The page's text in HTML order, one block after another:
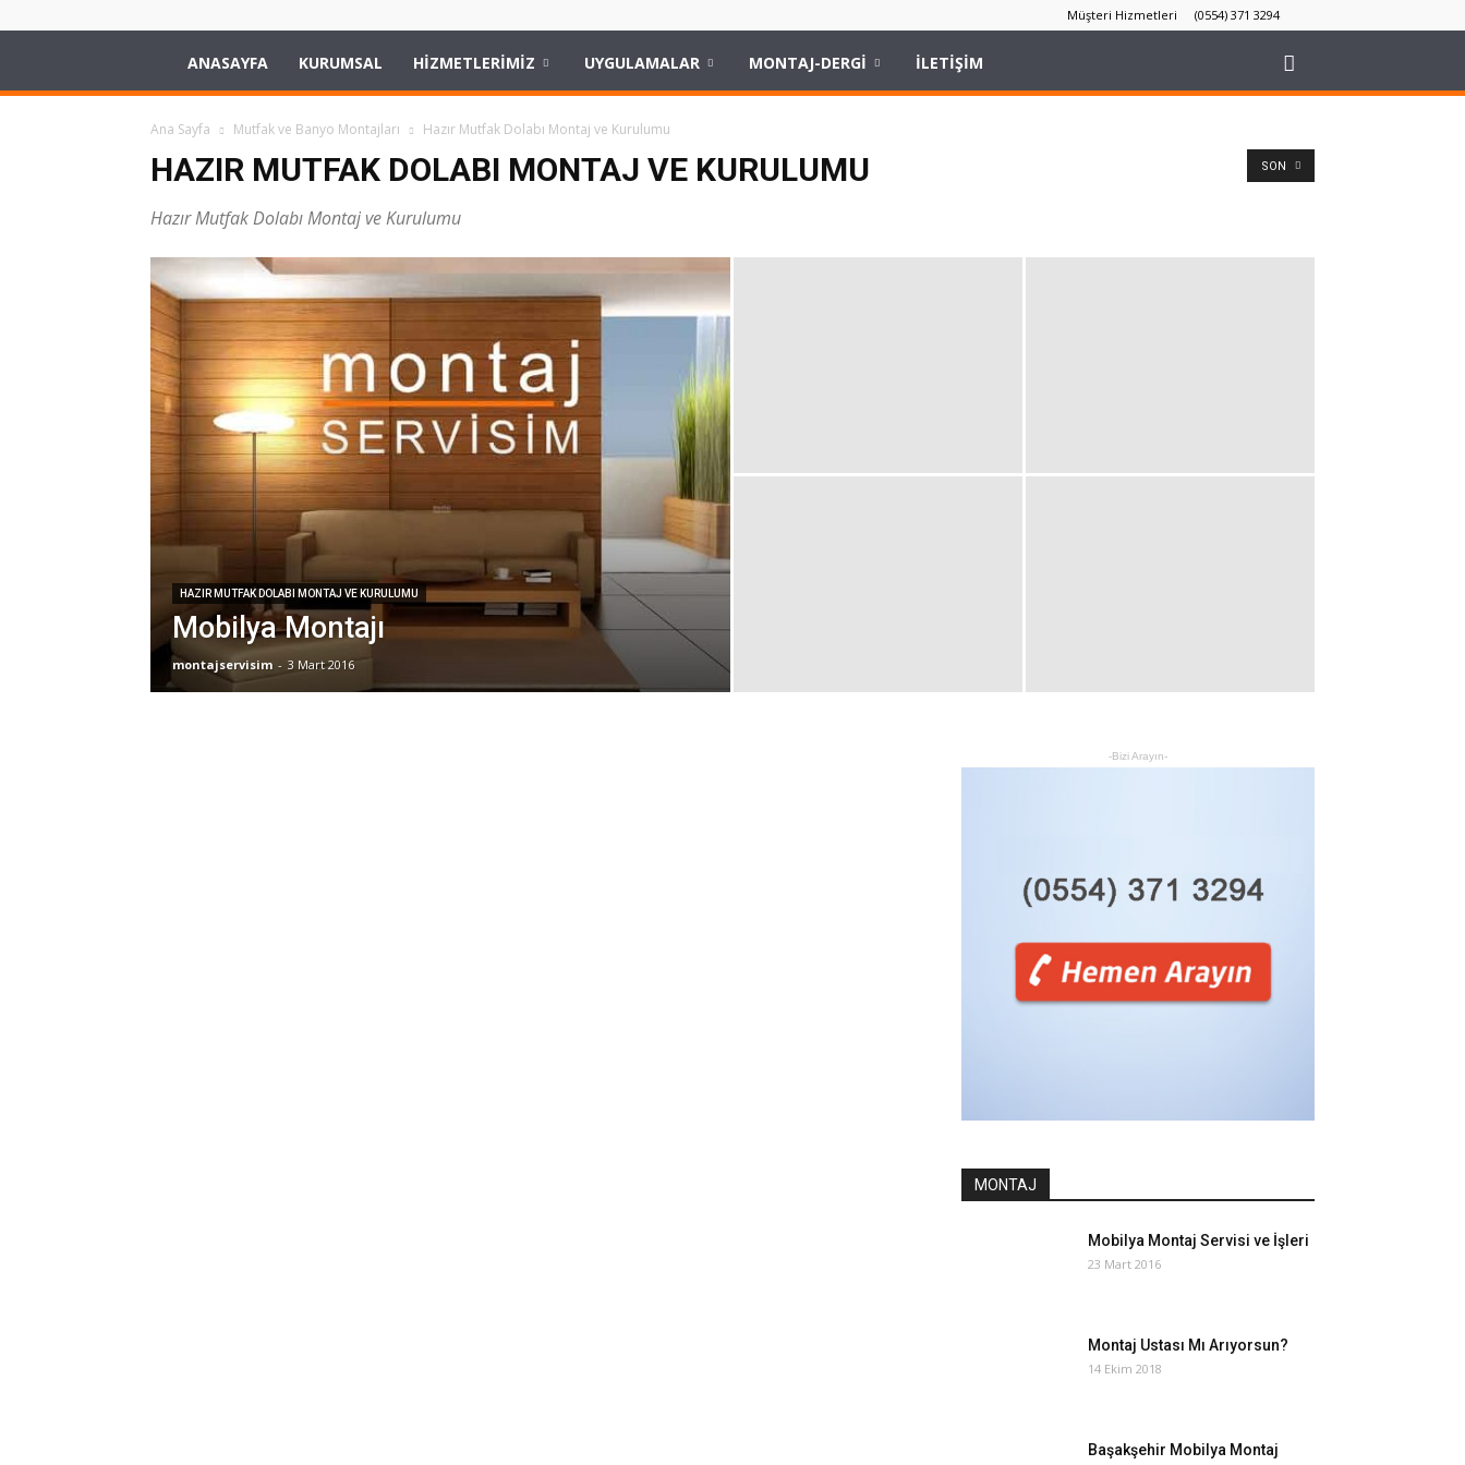
Müşteri Hizmetleri (0554) 371 3294
Montaj
Servisim
ANASAYFA KURUMSAL HİZMETLERİMİZ UYGULAMALAR MONTAJ-DERGİ İLETİŞİM
Ana Sayfa Mutfak ve Banyo Montajları Hazır Mutfak Dolabı Montaj ve Kurulumu
HAZIR MUTFAK DOLABI MONTAJ VE KURULUMU
Hazır Mutfak Dolabı Montaj ve Kurulumu
SON
HAZIR MUTFAK DOLABI MONTAJ VE KURULUMU
Mobilya Montajı
montajservisim - 3 Mart 2016
-Bizi Arayın-
MONTAJ
Mobilya Montaj Servisi ve İşleri
23 Mart 2016
Montaj Ustası Mı Arıyorsun?
14 Ekim 2018
Başakşehir Mobilya Montaj